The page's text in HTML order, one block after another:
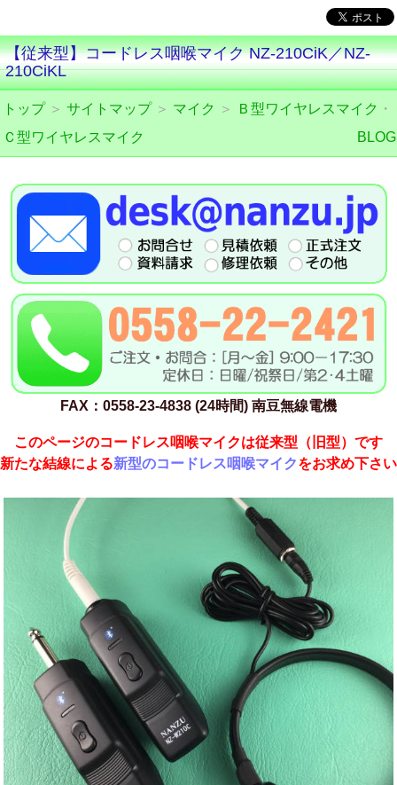
【従来型】コードレス咽喉マイク NZ-210CiK／NZ-
210CiKL
トップ＞ サイトマップ＞ マイク ＞ Ｂ型ワイヤレスマイク ・
Ｃ型ワイヤレスマイク
BLOG
FAX：0558-23-4838 (24時間) 南豆無線電機
このページのコードレス咽喉マイクは従来型（旧型）です
新たな結線による新型のコードレス咽喉マイクをお求め下さい